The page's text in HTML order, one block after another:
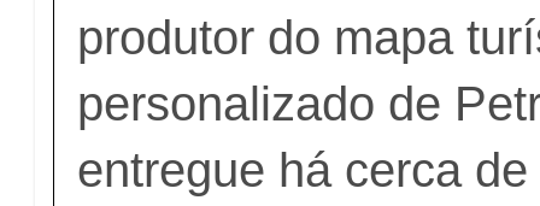
produtor do mapa
personalizado de
entregue há cerca